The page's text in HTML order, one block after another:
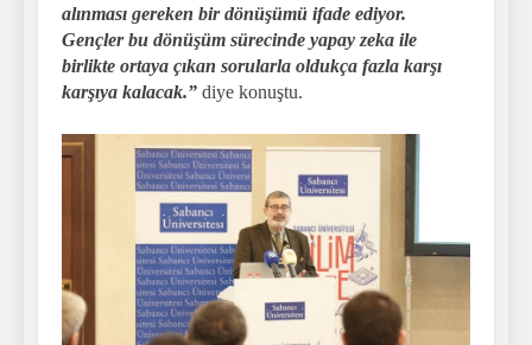
alınması gereken bir dönüşümü ifade ediyor.
Gençler bu dönüşüm sürecinde yapay zeka ile
birlikte ortaya çıkan sorularla oldukça fazla karşı
karşıya kalacak.” diye konuştu.